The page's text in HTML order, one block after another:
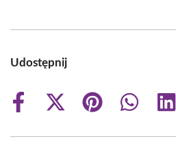
Udostępnij
Share
Share
(Twitter)
Share
Share